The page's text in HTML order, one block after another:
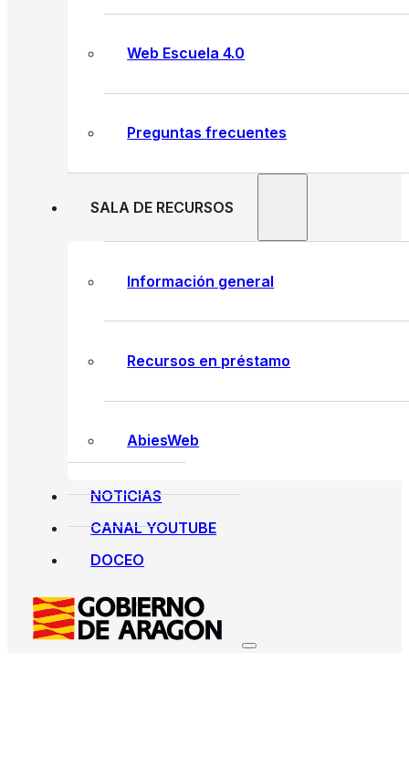
Web Escuela 4.0
Preguntas frecuentes
SALA DE RECURSOS
Información general
Recursos en préstamo
AbiesWeb
NOTICIAS
CANAL YOUTUBE
DOCEO